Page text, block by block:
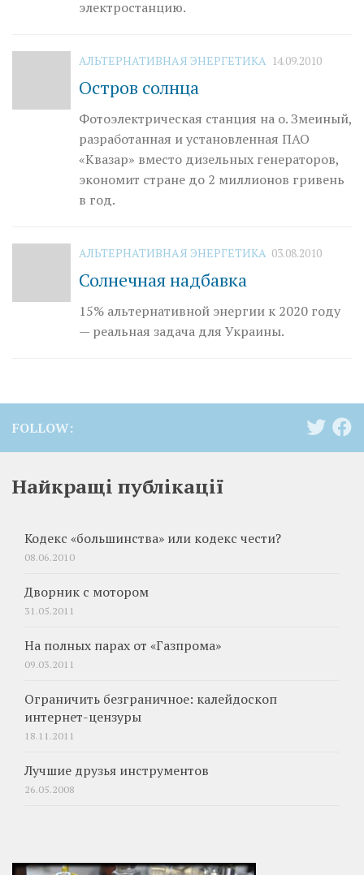
электростанцию.
АЛЬТЕРНАТИВНАЯ ЭНЕРГЕТИКА 14.09.2010
Остров солнца
Фотоэлектрическая станция на о. Змеиный,
разработанная и установленная ПАО
«Квазар» вместо дизельных генераторов,
экономит стране до 2 миллионов гривень
в год.
АЛЬТЕРНАТИВНАЯ ЭНЕРГЕТИКА 03.08.2010
Солнечная надбавка
15% альтернативной энергии к 2020 году
— реальная задача для Украины.
FOLLOW:
Найкращі публікації
Кодекс «большинства» или кодекс чести?
08.06.2010
Дворник с мотором
31.05.2011
На полных парах от «Газпрома»
09.03.2011
Ограничить безграничное: калейдоскоп
интернет-цензуры
18.11.2011
Лучшие друзья инструментов
26.05.2008